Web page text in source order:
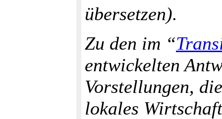
übersetzen).
Zu den im “
entwickelten
Vorstellungen,
lokales